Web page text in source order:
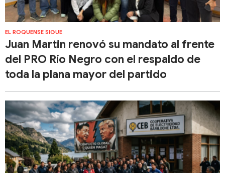
EL ROQUENSE SIGUE
Juan Martin renovó su mandato al frente
del PRO Río Negro con el respaldo de
toda la plana mayor del partido